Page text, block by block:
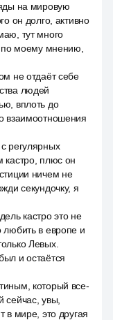
на мировую
он долго, активно
тут много
по моему мнению,
не отдаёт себе
людей
вплоть до
взаимоотношения
регулярных
кастро, плюс он
ничем не
секундочку, я
кастро это не
в европе и
Левых.
и остаётся
который все-
сейчас, увы,
в мире, это другая